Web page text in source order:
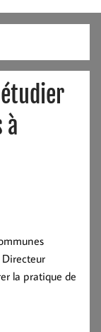
à
Directeur
la pratique de